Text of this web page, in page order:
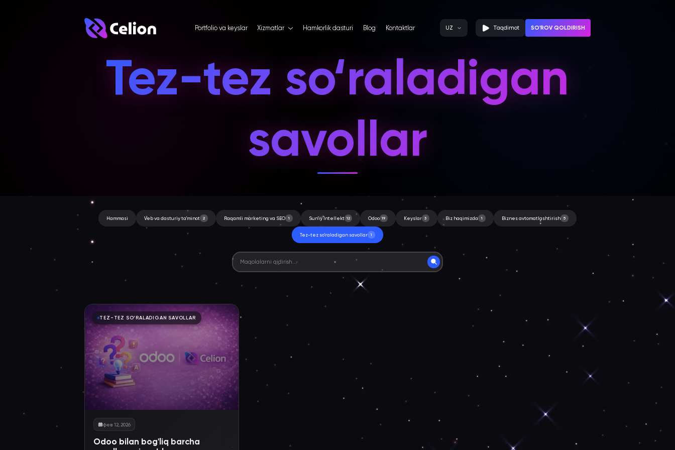
Portfolio va keyslar Xizmatlar Hamkorlik dasturi Blog Kontaktlar UZ Taqdimot SO'ROV QOLDIRISH
Tez-tez so‘raladigan
savollar
Hammasi Veb va dasturiy ta'minot 2 Raqamli marketing va SEO 1 Sun'iy Intellekt 12 Odoo 19 Keyslar 3 Biz haqimizda 1 Biznes avtomatlashtirish 5
Tez-tez so‘raladigan savollar 1
TEZ-TEZ SO‘RALADIGAN SAVOLLAR
фев 12, 2026
Odoo bilan bog'liq barcha